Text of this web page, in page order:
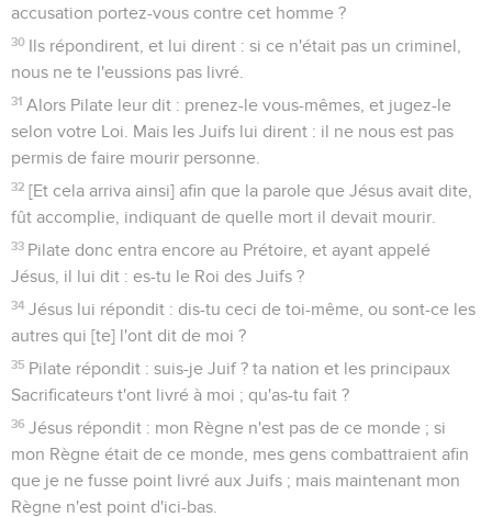
accusation portez-vous contre cet homme ?
30 Ils répondirent, et lui dirent : si ce n'était pas un criminel,
nous ne te l'eussions pas livré.
31 Alors Pilate leur dit : prenez-le vous-mêmes, et jugez-le
selon votre Loi. Mais les Juifs lui dirent : il ne nous est pas
permis de faire mourir personne.
32 [Et cela arriva ainsi] afin que la parole que Jésus avait dite,
fût accomplie, indiquant de quelle mort il devait mourir.
33 Pilate donc entra encore au Prétoire, et ayant appelé
Jésus, il lui dit : es-tu le Roi des Juifs ?
34 Jésus lui répondit : dis-tu ceci de toi-même, ou sont-ce les
autres qui [te] l'ont dit de moi ?
35 Pilate répondit : suis-je Juif ? ta nation et les principaux
Sacrificateurs t'ont livré à moi ; qu'as-tu fait ?
36 Jésus répondit : mon Règne n'est pas de ce monde ; si
mon Règne était de ce monde, mes gens combattraient afin
que je ne fusse point livré aux Juifs ; mais maintenant mon
Règne n'est point d'ici-bas.